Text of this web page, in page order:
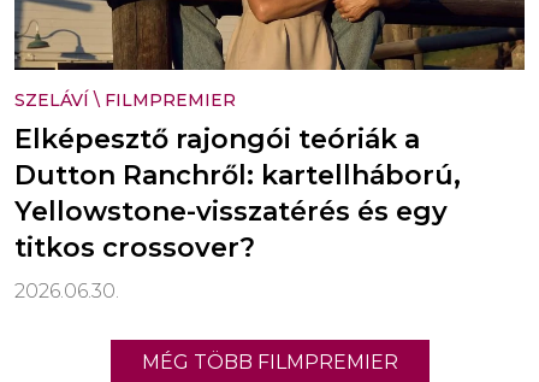
SZELÁVÍ \ FILMPREMIER
Elképesztő rajongói teóriák a
Dutton Ranchről: kartellháború,
Yellowstone-visszatérés és egy
titkos crossover?
2026.06.30.
MÉG TÖBB FILMPREMIER